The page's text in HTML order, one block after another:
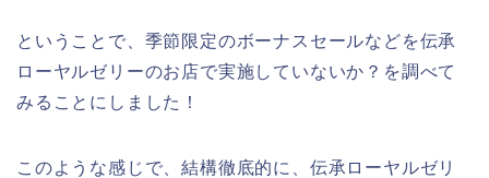
ということで、季節限定のボーナスセールなどを伝承
ローヤルゼリーのお店で実施していないか？を調べて
みることにしました！
このような感じで、結構徹底的に、伝承ローヤルゼリ